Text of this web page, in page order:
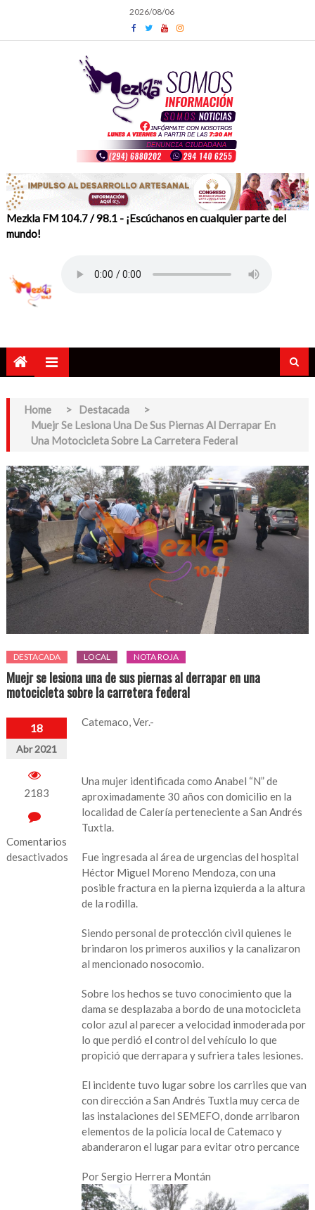
content
2026/08/06
Mezkla FM 104.7 / 98.1 - ¡Escúchanos en cualquier parte del
mundo!
Home > Destacada
>
Muejr Se Lesiona Una De Sus Piernas Al Derrapar En
Una Motocicleta Sobre La Carretera Federal
DESTACADA LOCAL NOTA ROJA
Muejr se lesiona una de sus piernas al derrapar en una
motocicleta sobre la carretera federal
18
Abr 2021
2183
Comentarios
desactivados
Catemaco, Ver.-
Una mujer identificada como Anabel “N” de
aproximadamente 30 años con domicilio en la
localidad de Calería perteneciente a San Andrés
Tuxtla.
Fue ingresada al área de urgencias del hospital
Héctor Miguel Moreno Mendoza, con una
posible fractura en la pierna izquierda a la altura
de la rodilla.
Siendo personal de protección civil quienes le
brindaron los primeros auxilios y la canalizaron
al mencionado nosocomio.
Sobre los hechos se tuvo conocimiento que la
dama se desplazaba a bordo de una motocicleta
color azul al parecer a velocidad inmoderada por
lo que perdió el control del vehículo lo que
propició que derrapara y sufriera tales lesiones.
El incidente tuvo lugar sobre los carriles que van
con dirección a San Andrés Tuxtla muy cerca de
las instalaciones del SEMEFO, donde arribaron
elementos de la policía local de Catemaco y
abanderaron el lugar para evitar otro percance
Por Sergio Herrera Montán